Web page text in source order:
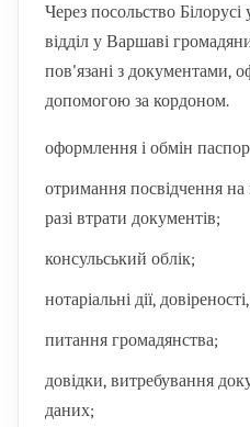
Через посольство
відділ у Варшаві
пов'язані з документами,
допомогою за кордоном.
оформлення і обмін
отримання посвідчення на
разі втрати документів;
консульський облік;
нотаріальні дії,
питання громадянства;
довідки, витребування
даних;